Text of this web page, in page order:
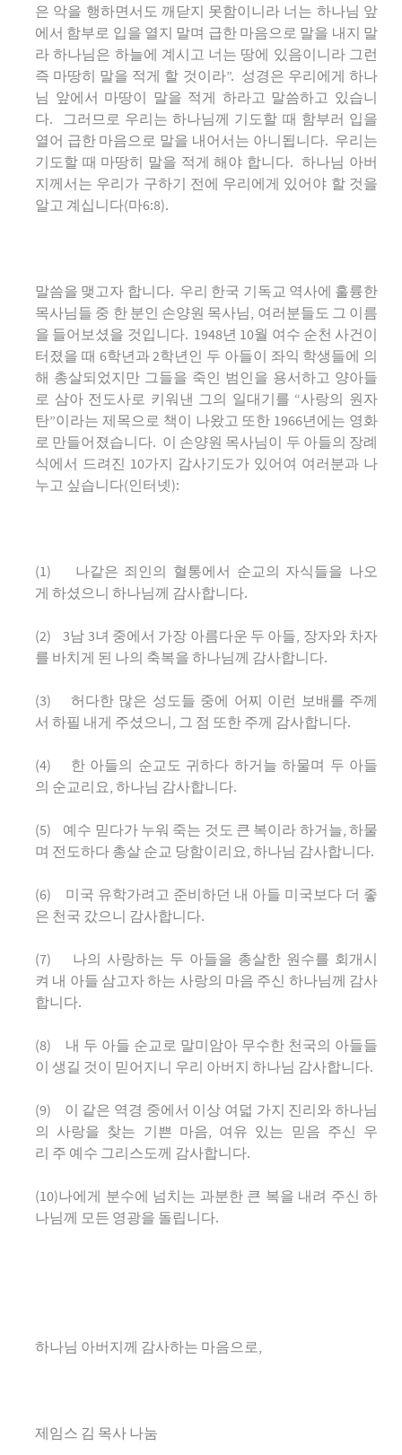
은 악을 행하면서도 깨닫지 못함이니라 너는 하나님 앞
에서 함부로 입을 열지 말며 급한 마음으로 말을 내지 말
라 하나님은 하늘에 계시고 너는 땅에 있음이니라 그런
즉 마땅히 말을 적게 할 것이라”. 성경은 우리에게 하나
님 앞에서 마땅이 말을 적게 하라고 말씀하고 있습니
다. 그러므로 우리는 하나님께 기도할 때 함부러 입을
열어 급한 마음으로 말을 내어서는 아니됩니다. 우리는
기도할 때 마땅히 말을 적게 해야 합니다. 하나님 아버
지께서는 우리가 구하기 전에 우리에게 있어야 할 것을
알고 계십니다(마6:8).
말씀을 맺고자 합니다. 우리 한국 기독교 역사에 훌륭한
목사님들 중 한 분인 손양원 목사님, 여러분들도 그 이름
을 들어보셨을 것입니다. 1948년 10월 여수 순천 사건이
터졌을 때 6학년과 2학년인 두 아들이 좌익 학생들에 의
해 총살되었지만 그들을 죽인 범인을 용서하고 양아들
로 삼아 전도사로 키워낸 그의 일대기를 “사랑의 원자
탄”이라는 제목으로 책이 나왔고 또한 1966년에는 영화
로 만들어졌습니다. 이 손양원 목사님이 두 아들의 장례
식에서 드려진 10가지 감사기도가 있어여 여러분과 나
누고 싶습니다(인터넷):
(1) 나같은 죄인의 혈통에서 순교의 자식들을 나오
게 하셨으니 하나님께 감사합니다.
(2) 3남 3녀 중에서 가장 아름다운 두 아들, 장자와 차자
를 바치게 된 나의 축복을 하나님께 감사합니다.
(3) 허다한 많은 성도들 중에 어찌 이런 보배를 주께
서 하필 내게 주셨으니, 그 점 또한 주께 감사합니다.
(4) 한 아들의 순교도 귀하다 하거늘 하물며 두 아들
의 순교리요, 하나님 감사합니다.
(5) 예수 믿다가 누워 죽는 것도 큰 복이라 하거늘, 하물
며 전도하다 총살 순교 당함이리요, 하나님 감사합니다.
(6) 미국 유학가려고 준비하던 내 아들 미국보다 더 좋
은 천국 갔으니 감사합니다.
(7) 나의 사랑하는 두 아들을 총살한 원수를 회개시
켜 내 아들 삼고자 하는 사랑의 마음 주신 하나님께 감사
합니다.
(8) 내 두 아들 순교로 말미암아 무수한 천국의 아들들
이 생길 것이 믿어지니 우리 아버지 하나님 감사합니다.
(9) 이 같은 역경 중에서 이상 여덟 가지 진리와 하나님
의 사랑을 찾는 기쁜 마음, 여유 있는 믿음 주신 우
리 주 예수 그리스도께 감사합니다.
(10)나에게 분수에 넘치는 과분한 큰 복을 내려 주신 하
나님께 모든 영광을 돌립니다.
하나님 아버지께 감사하는 마음으로,
제임스 김 목사 나눔